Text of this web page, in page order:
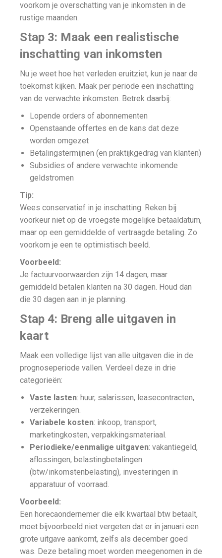
voorkom je overschatting van je inkomsten in de
rustige maanden.
Stap 3: Maak een realistische
inschatting van inkomsten
Nu je weet hoe het verleden eruitziet, kun je naar de
toekomst kijken. Maak per periode een inschatting
van de verwachte inkomsten. Betrek daarbij:
Lopende orders of abonnementen
Openstaande offertes en de kans dat deze
worden omgezet
Betalingstermijnen (en praktijkgedrag van klanten)
Subsidies of andere verwachte inkomende
geldstromen
Tip:
Wees conservatief in je inschatting. Reken bij
voorkeur niet op de vroegste mogelijke betaaldatum,
maar op een gemiddelde of vertraagde betaling. Zo
voorkom je een te optimistisch beeld.
Voorbeeld:
Je factuurvoorwaarden zijn 14 dagen, maar
gemiddeld betalen klanten na 30 dagen. Houd dan
die 30 dagen aan in je planning.
Stap 4: Breng alle uitgaven in
kaart
Maak een volledige lijst van alle uitgaven die in de
prognoseperiode vallen. Verdeel deze in drie
categorieën:
Vaste lasten: huur, salarissen, leasecontracten,
verzekeringen.
Variabele kosten: inkoop, transport,
marketingkosten, verpakkingsmateriaal.
Periodieke/eenmalige uitgaven: vakantiegeld,
aflossingen, belastingbetalingen
(btw/inkomstenbelasting), investeringen in
apparatuur of voorraad.
Voorbeeld:
Een horecaondernemer die elk kwartaal btw betaalt,
moet bijvoorbeeld niet vergeten dat er in januari een
grote uitgave aankomt, zelfs als december goed
was. Deze betaling moet worden meegenomen in de